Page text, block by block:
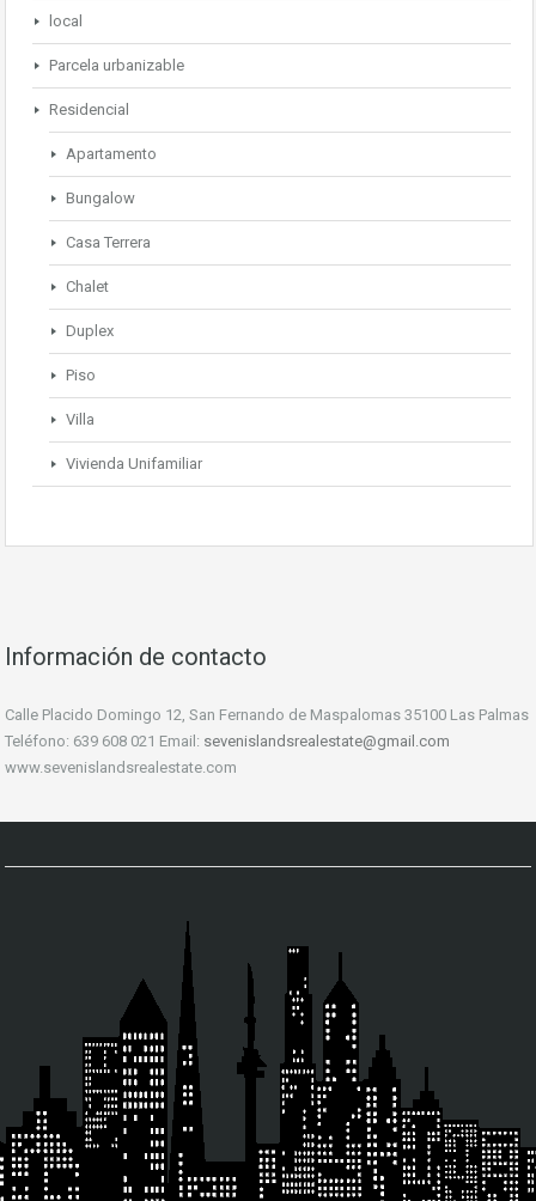
local
Parcela urbanizable
Residencial
Apartamento
Bungalow
Casa Terrera
Chalet
Duplex
Piso
Villa
Vivienda Unifamiliar
Información de contacto
Calle Placido Domingo 12, San Fernando de Maspalomas 35100 Las Palmas
Teléfono: 639 608 021 Email: sevenislandsrealestate@gmail.com
www.sevenislandsrealestate.com